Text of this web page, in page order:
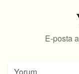
E-posta